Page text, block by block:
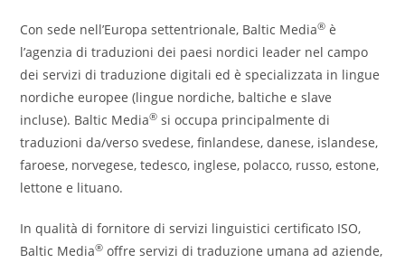
Con sede nell’Europa settentrionale, Baltic Media® è
l’agenzia di traduzioni dei paesi nordici leader nel campo
dei servizi di traduzione digitali ed è specializzata in lingue
nordiche europee (lingue nordiche, baltiche e slave
incluse). Baltic Media® si occupa principalmente di
traduzioni da/verso svedese, finlandese, danese, islandese,
faroese, norvegese, tedesco, inglese, polacco, russo, estone,
lettone e lituano.
In qualità di fornitore di servizi linguistici certificato ISO,
Baltic Media® offre servizi di traduzione umana ad aziende,